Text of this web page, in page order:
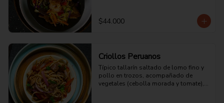
salsa de ostras y soya.
$44.000
Criollos Peruanos
Típico tallarín saltado de lomo fino y
pollo en trozos, acompañado de
vegetales (cebolla morada y tomate),